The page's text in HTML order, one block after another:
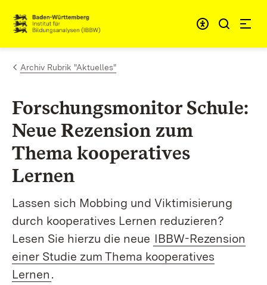
Zum Inhalt springen
Link zur Startseite
Archiv Rubrik "Aktuelles"
Forschungsmonitor Schule:
Neue Rezension zum
Thema kooperatives
Lernen
Lassen sich Mobbing und Viktimisierung
durch kooperatives Lernen reduzieren?
Lesen Sie hierzu die neue IBBW-Rezension
einer Studie zum Thema kooperatives
Lernen .